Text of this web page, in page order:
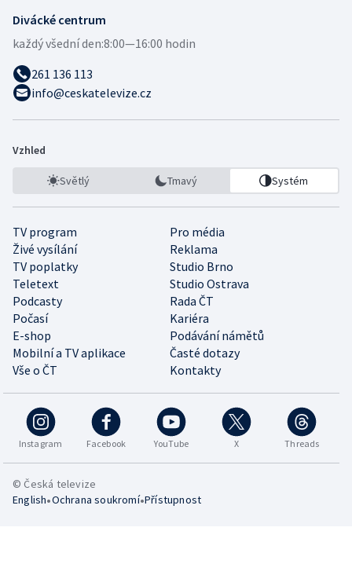
Divácké centrum
každý všední den:8:00—16:00 hodin
261 136 113
info@ceskatelevize.cz
Vzhled
Světlý Tmavý Systém
TV program
Pro média
Živé vysílání
Reklama
TV poplatky
Studio Brno
Teletext
Studio Ostrava
Podcasty
Rada ČT
Počasí
Kariéra
E-shop
Podávání námětů
Mobilní a TV aplikace
Časté dotazy
Vše o ČT
Kontakty
Instagram Facebook YouTube X Threads
© Česká televize
English•Ochrana soukromí•Přístupnost